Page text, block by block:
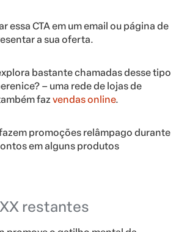
essa CTA em um email ou página de
a sua oferta.
bastante chamadas desse tipo
– uma rede de lojas de
faz vendas online.
promoções relâmpago durante
em alguns produtos
restantes